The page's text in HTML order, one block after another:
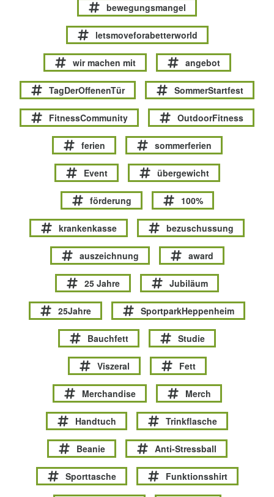
bewegungsmangel
letsmoveforabetterworld
wir machen mit angebot
TagDerOffenenTür SommerStartfest
FitnessCommunity OutdoorFitness
ferien sommerferien
Event übergewicht
förderung 100%
krankenkasse bezuschussung
auszeichnung award
25 Jahre Jubiläum
25Jahre SportparkHeppenheim
Bauchfett Studie
Viszeral Fett
Merchandise Merch
Handtuch Trinkflasche
Beanie Anti-Stressball
Sporttasche Funktionsshirt